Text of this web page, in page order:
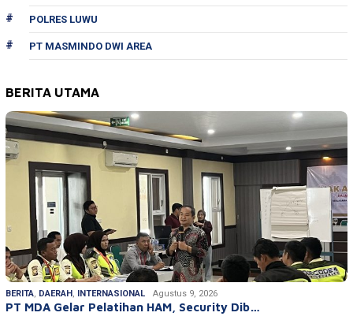
POLRES LUWU
PT MASMINDO DWI AREA
BERITA UTAMA
BERITA, DAERAH , INTERNASIONAL Agustus 9, 2026
PT MDA Gelar Pelatihan HAM, Security Dib…